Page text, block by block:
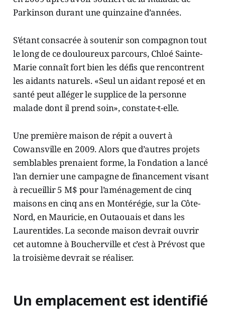
Parkinson durant une quinzaine d’années.
S’étant consacrée à soutenir son compagnon tout
le long de ce douloureux parcours, Chloé Sainte-
Marie connaît fort bien les défis que rencontrent
les aidants naturels. «Seul un aidant reposé et en
santé peut alléger le supplice de la personne
malade dont il prend soin», constate-t-elle.
Une première maison de répit a ouvert à
Cowansville en 2009. Alors que d’autres projets
semblables prenaient forme, la Fondation a lancé
l’an dernier une campagne de financement visant
à recueillir 5 M$ pour l’aménagement de cinq
maisons en cinq ans en Montérégie, sur la Côte-
Nord, en Mauricie, en Outaouais et dans les
Laurentides. La seconde maison devrait ouvrir
cet automne à Boucherville et c’est à Prévost que
la troisième devrait se réaliser.
Un emplacement est identifié